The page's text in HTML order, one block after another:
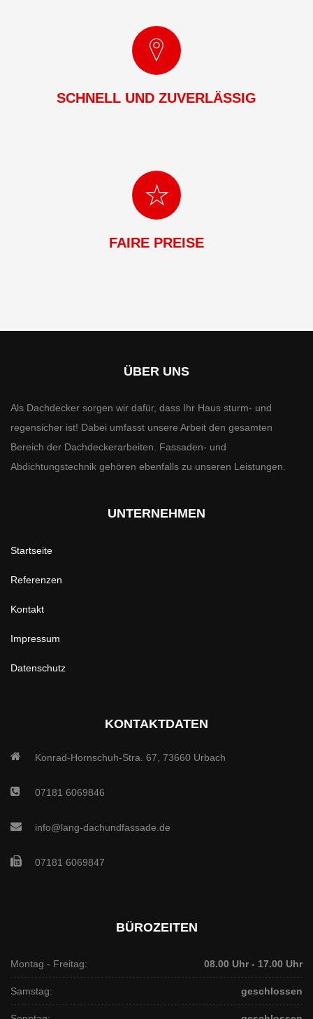
SCHNELL UND ZUVERLÄSSIG
FAIRE PREISE
ÜBER UNS
Als Dachdecker sorgen wir dafür, dass Ihr Haus sturm- und
regensicher ist! Dabei umfasst unsere Arbeit den gesamten
Bereich der Dachdeckerarbeiten. Fassaden- und
Abdichtungstechnik gehören ebenfalls zu unseren Leistungen.
UNTERNEHMEN
Startseite
Referenzen
Kontakt
Impressum
Datenschutz
KONTAKTDATEN
Konrad-Hornschuh-Stra. 67, 73660 Urbach
07181 6069846
info@lang-dachundfassade.de
07181 6069847
BÜROZEITEN
Montag - Freitag: 08.00 Uhr - 17.00 Uhr
Samstag: geschlossen